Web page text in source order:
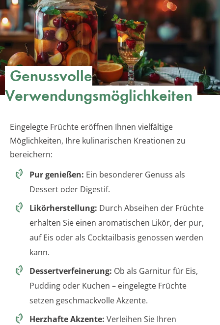
Genussvolle
Verwendungsmöglichkeiten
Eingelegte Früchte eröffnen Ihnen vielfältige
Möglichkeiten, Ihre kulinarischen Kreationen zu
bereichern:
Pur genießen: Ein besonderer Genuss als
Dessert oder Digestif.
Likörherstellung: Durch Abseihen der Früchte
erhalten Sie einen aromatischen Likör, der pur,
auf Eis oder als Cocktailbasis genossen werden
kann.
Dessertverfeinerung: Ob als Garnitur für Eis,
Pudding oder Kuchen – eingelegte Früchte
setzen geschmackvolle Akzente.
Herzhafte Akzente: Verleihen Sie Ihren